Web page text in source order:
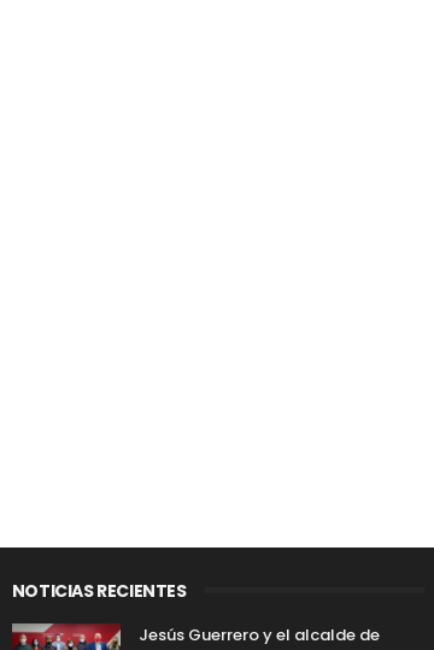
NOTICIAS RECIENTES
Jesús Guerrero y el alcalde de